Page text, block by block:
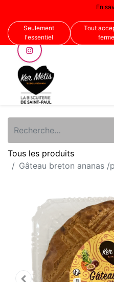
Nous suivre
Tous les produits
Gâteau breton ananas
En
Seulement
l'essentiel
Tout